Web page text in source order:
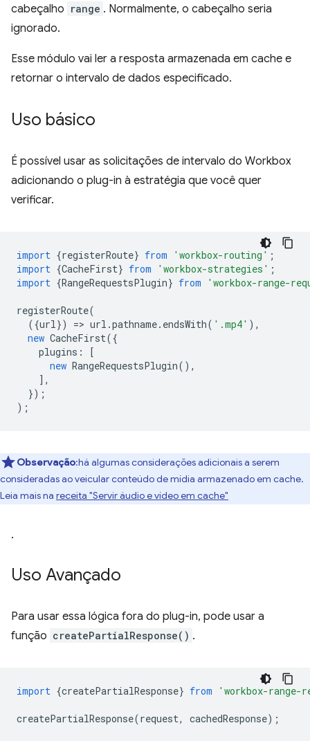
cabeçalho range . Normalmente, o cabeçalho seria
ignorado.
Esse módulo vai ler a resposta armazenada em cache e
retornar o intervalo de dados especificado.
Uso básico
É possível usar as solicitações de intervalo do Workbox
adicionando o plug-in à estratégia que você quer
verificar.
import {registerRoute} from 'workbox-routing' ;
import {CacheFirst} from 'workbox-strategies' ;
import {RangeRequestsPlugin} from 'workbox-range-
registerRoute(
({url}) => url .pathname. endsWith( '.mp4' ),
new CacheFirst({
plugins :
[
new RangeRequestsPlugin(),
],
});
);
Observação:há algumas considerações adicionais a serem
consideradas ao veicular conteúdo de mídia armazenado em cache.
Leia mais na receita "Servir áudio e vídeo em cache"
.
Uso Avançado
Para usar essa lógica fora do plug-in, pode usar a
função createPartialResponse() .
import {createPartialResponse} from 'workbox-range-
createPartialResponse(request, cachedResponse);